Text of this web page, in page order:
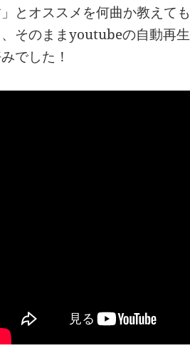
とオススメを何曲か教えて
そのままyoutubeの自動再
でした！